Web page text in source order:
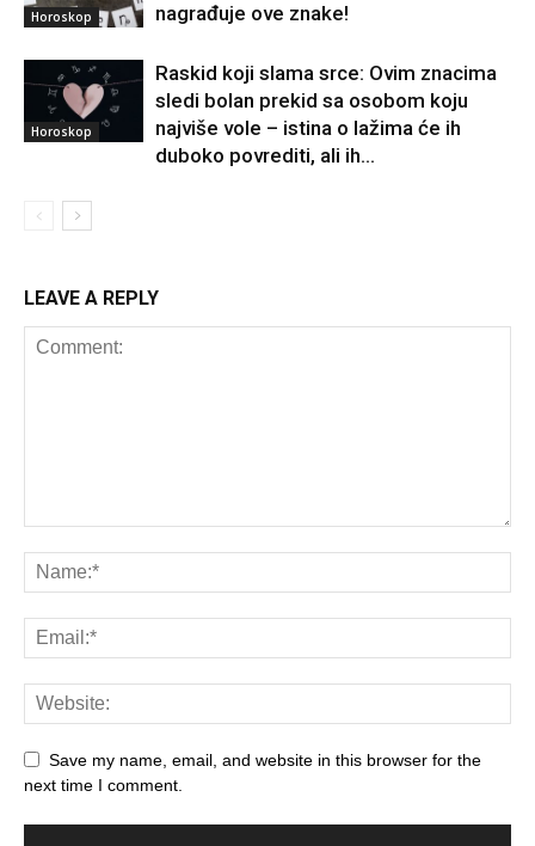
Horoskop
nagrađuje ove znake!
Horoskop
Raskid koji slama srce: Ovim znacima
sledi bolan prekid sa osobom koju
najviše vole – istina o lažima će ih
duboko povrediti, ali ih...
LEAVE A REPLY
Save my name, email, and website in this browser for the
next time I comment.